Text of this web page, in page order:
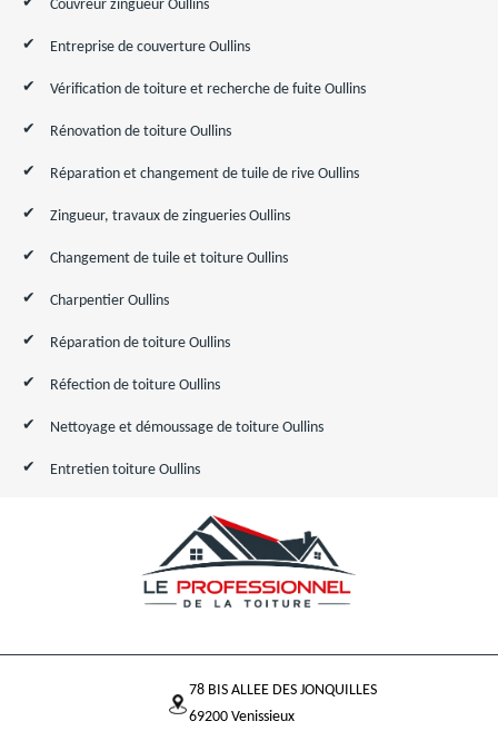
Couvreur zingueur Oullins
Entreprise de couverture Oullins
Vérification de toiture et recherche de fuite Oullins
Rénovation de toiture Oullins
Réparation et changement de tuile de rive Oullins
Zingueur, travaux de zingueries Oullins
Changement de tuile et toiture Oullins
Charpentier Oullins
Réparation de toiture Oullins
Réfection de toiture Oullins
Nettoyage et démoussage de toiture Oullins
Entretien toiture Oullins
78 BIS ALLEE DES JONQUILLES
69200 Venissieux